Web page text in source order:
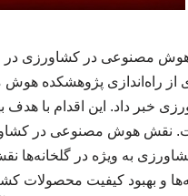
مصنوعی در کشاورزی در
از راه‌اندازی پژوهشکده
خبر داد. این اقدام با
نقش هوش مصنوعی در
به ویژه در گلخانه‌ها
و بهبود کیفیت محصولات